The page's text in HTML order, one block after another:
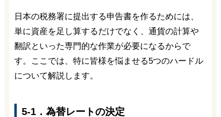
日本の税務署に提出する申告書を作るためには、
単に資産を足し算するだけでなく、通貨の計算や
翻訳といった専門的な作業が必要になるからで
す。ここでは、特に皆様を悩ませる5つのハードル
について解説します。
5-1．為替レートの決定